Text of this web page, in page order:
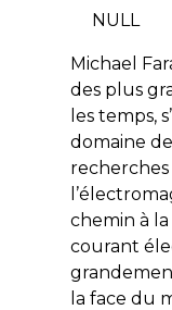
NULL
Michael
des plus
les temps,
domaine
chemin à
courant
la face du